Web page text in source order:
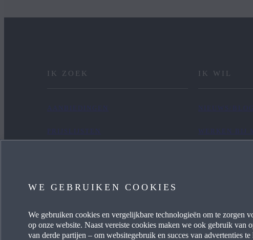
IK ZOEK
AANBIEDINGEN
PRIJSLIJSTEN
HANDLEIDINGEN
IK WIL
NIEUWS/BLOG
WERKEN BIJ
WE GEBRUIKEN COOKIES
We gebruiken cookies en vergelijkbare technologieën om te zorgen
op onze website. Naast vereiste cookies maken we ook gebruik van
van derde partijen – om websitegebruik en succes van advertenties